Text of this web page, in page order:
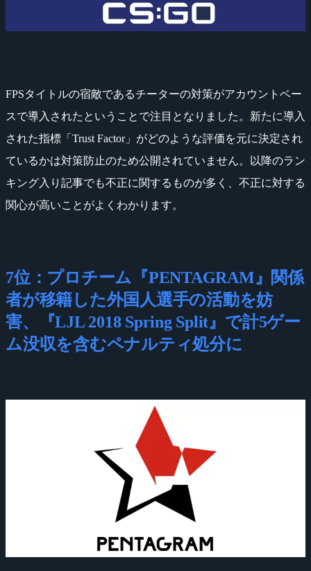
FPSタイトルの宿敵であるチーターの対策がアカウントベー
スで導入されたということで注目となりました。新たに導入
された指標「Trust Factor」がどのような評価を元に決定され
ているかは対策防止のため公開されていません。以降のラン
キング入り記事でも不正に関するものが多く、不正に対する
関心が高いことがよくわかります。
7位：プロチーム『PENTAGRAM』関係
者が移籍した外国人選手の活動を妨
害、『LJL 2018 Spring Split』で計5ゲー
ム没収を含むペナルティ処分に